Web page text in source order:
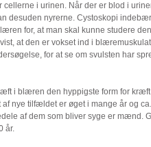
cellerne i urinen. Når der er blod i
desuden nyrerne. Cystoskopi
for, at man skal kunne studere
at den er vokset ind i
for at se om svulsten har
i blæren den hyppigste form for
nye tilfældet er øget i mange år og
af dem som bliver syge er mænd.
år.